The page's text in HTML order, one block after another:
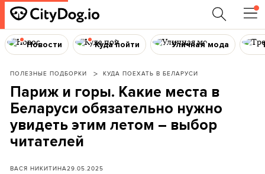
Новости Куда пойти Уличная мода
ПОЛЕЗНЫЕ ПОДБОРКИ КУДА ПОЕХАТЬ В БЕЛАРУСИ
Париж и горы. Какие места в
Беларуси обязательно нужно
увидеть этим летом – выбор
читателей
ВАСЯ НИКИТИНА29.05.2025